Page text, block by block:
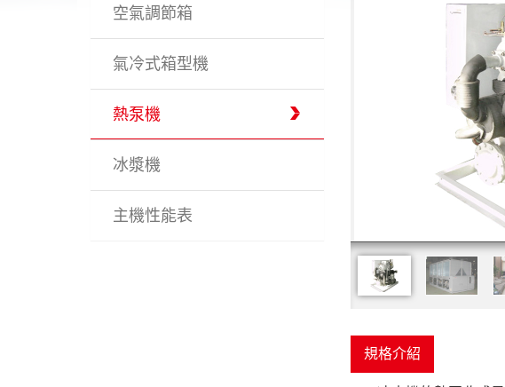
空氣調節箱
氣冷式箱型機
熱泵機
冰漿機
主機性能表
規格介紹